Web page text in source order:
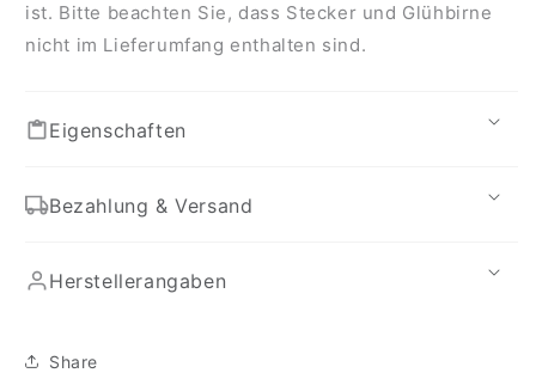
ist. Bitte beachten Sie, dass Stecker und Glühbirne
nicht im Lieferumfang enthalten sind.
Eigenschaften
Bezahlung & Versand
Herstellerangaben
Share